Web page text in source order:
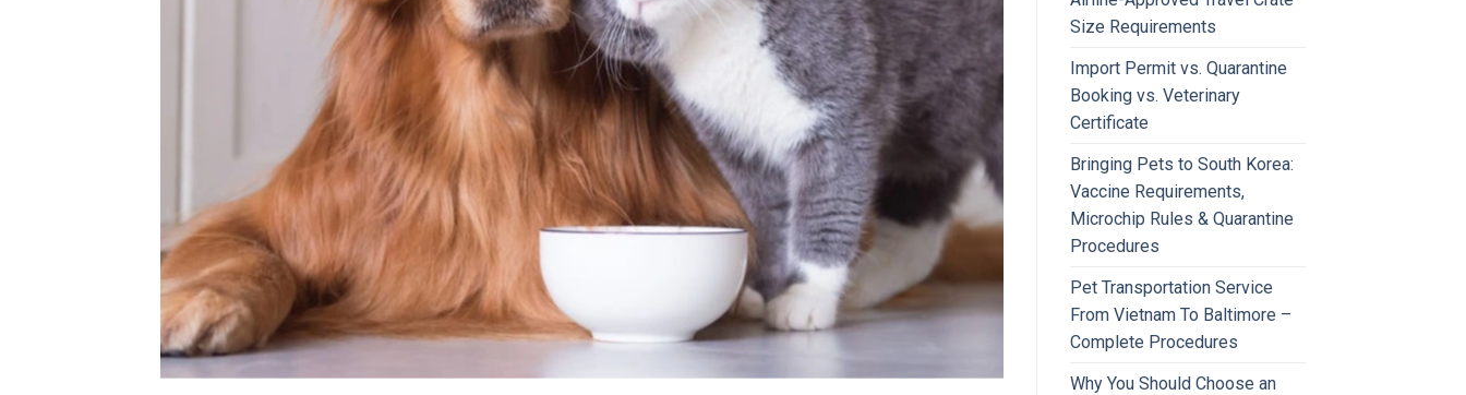
Size Requirements
Import Permit vs. Quarantine
Booking vs. Veterinary
Certificate
Bringing Pets to South Korea:
Vaccine Requirements,
Microchip Rules & Quarantine
Procedures
Pet Transportation Service
From Vietnam To Baltimore –
Complete Procedures
Why You Should Choose an